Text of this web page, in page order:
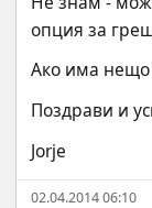
опция за
Ако има нещо
Поздрави и
Jorje
02.04.2014 06:10